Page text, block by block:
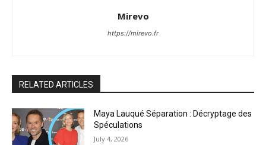
Mirevo
https://mirevo.fr
RELATED ARTICLES
Maya Lauqué Séparation : Décryptage des
Spéculations
July 4, 2026